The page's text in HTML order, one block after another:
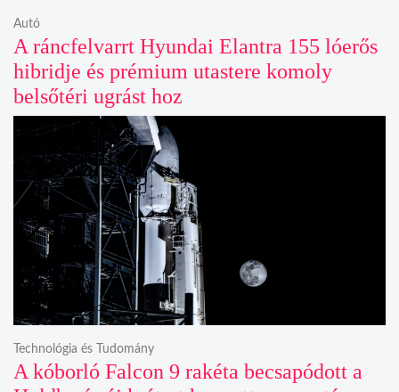
A ráncfelvarrt Hyundai Elantra 155 lóerős
hibridje és prémium utastere komoly
belsőtéri ugrást hoz
Autó
A kóborló Falcon 9 rakéta becsapódott a
Technológia és Tudomány